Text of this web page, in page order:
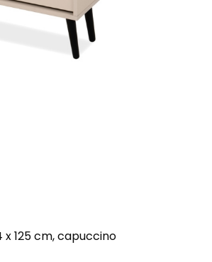
x 125 cm, capuccino